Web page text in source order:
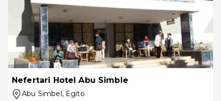
Nefertari Hotel Abu Simble
Abu Simbel, Egito